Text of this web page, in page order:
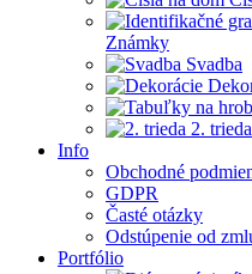
Známky
Svadba
2. trieda
Info
Obchodné
GDPR
Časté otázky
Odstúpenie od
Portfólio